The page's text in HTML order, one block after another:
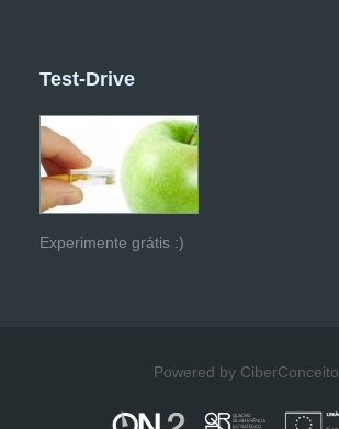
Test-Drive
Experimente grátis :)
Powered by CiberConceito